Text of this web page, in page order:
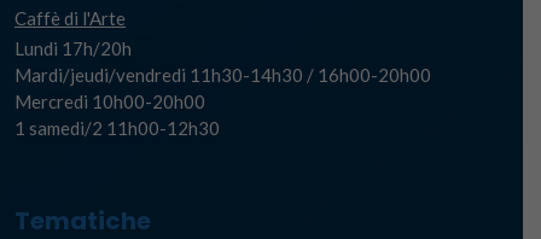
Caffè di l'Arte
Lundi 17h/20h
Mardi/jeudi/vendredi 11h30-14h30 / 16h00-20h00
Mercredi 10h00-20h00
1 samedi/2 11h00-12h30
Tematiche